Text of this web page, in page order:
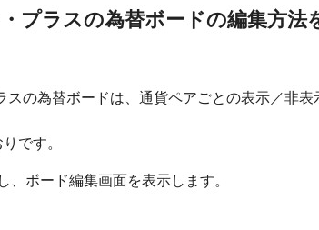
プラスの為替ボードの編集方法
スの為替ボードは、通貨ペアごとの表示／非表
です。
、ボード編集画面を表示します。